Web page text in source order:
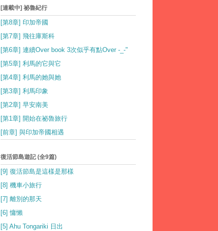
[連載中] 祕魯紀行
[第8章] 印加帝國
[第7章] 飛往庫斯科
[第6章] 連續Over book 3次似乎有點Over -_-"
[第5章] 利馬的它與它
[第4章] 利馬的她與她
[第3章] 利馬印象
[第2章] 早安南美
[第1章] 開始在祕魯旅行
[前章] 與印加帝國相遇
復活節島遊記 (全9篇)
[9] 復活節島是這樣是那樣
[8] 機車小旅行
[7] 離別的那天
[6] 慵懶
[5] Ahu Tongariki 日出